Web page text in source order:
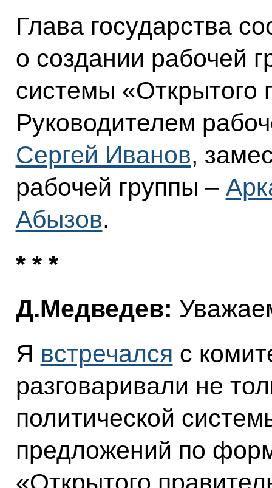
Глава государства
о создании рабочей
системы «Открытого
Руководителем
Сергей Иванов,
рабочей группы –
Абызов.
* * *
Д.Медведев:
Я встречался с
разговаривали не
политической
предложений по
«Открытого